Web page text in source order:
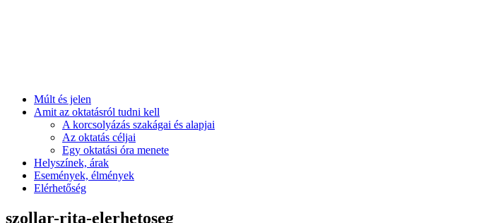
Múlt és jelen
Amit az oktatásról tudni kell
A korcsolyázás szakágai és alapjai
Az oktatás céljai
Egy oktatási óra menete
Helyszínek, árak
Események, élmények
Elérhetőség
szollar-rita-elerhetoseg